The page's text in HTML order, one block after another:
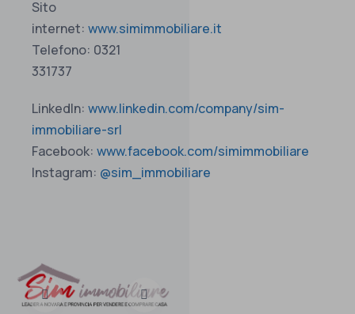
Sito
internet: www.simimmobiliare.it
Telefono: 0321
331737
LinkedIn: www.linkedin.com/company/sim-
immobiliare-srl
Facebook: www.facebook.com/simimmobiliare
Instagram: @sim_immobiliare